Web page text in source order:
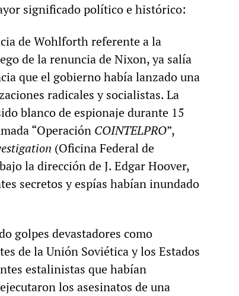
significado político e histórico:
de Wohlforth referente a la
de la renuncia de Nixon, ya salía
que el gobierno había lanzado una
radicales y socialistas. La
blanco de espionaje durante 15
“Operación COINTELPRO”,
(Oficina Federal de
la dirección de J. Edgar Hoover,
secretos y espías habían inundado
golpes devastadores como
de la Unión Soviética y los Estados
estalinistas que habían
los asesinatos de una